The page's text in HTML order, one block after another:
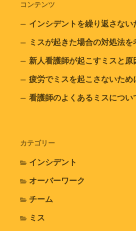
コンテンツ
インシデントを繰り返さない
ミスが起きた場合の対処法を
新人看護師が起こすミスと原
疲労でミスを起こさないため
看護師のよくあるミスについ
カテゴリー
インシデント
オーバーワーク
チーム
ミス